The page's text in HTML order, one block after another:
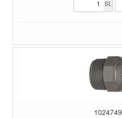
St.
1024749